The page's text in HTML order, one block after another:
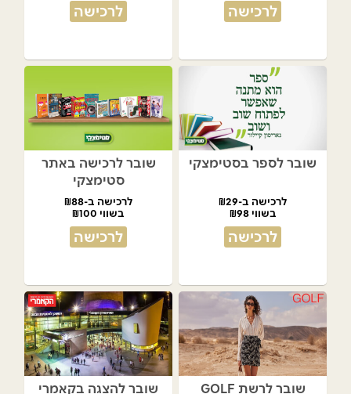
לרכישה לרכישה
שובר לספר בסטימצקי
לרכישה ב-₪29
בשווי ₪98
לרכישה
שובר לרכישה באתר
סטימצקי
לרכישה ב-₪88
בשווי ₪100
לרכישה
שובר לרשת GOLF שובר להצגה בקאמרי